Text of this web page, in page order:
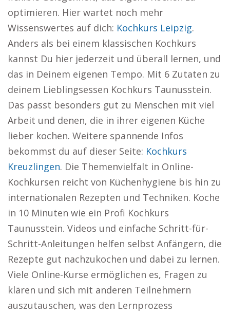
optimieren. Hier wartet noch mehr
Wissenswertes auf dich: Kochkurs Leipzig.
Anders als bei einem klassischen Kochkurs
kannst Du hier jederzeit und überall lernen, und
das in Deinem eigenen Tempo. Mit 6 Zutaten zu
deinem Lieblingsessen Kochkurs Taunusstein.
Das passt besonders gut zu Menschen mit viel
Arbeit und denen, die in ihrer eigenen Küche
lieber kochen. Weitere spannende Infos
bekommst du auf dieser Seite: Kochkurs
Kreuzlingen. Die Themenvielfalt in Online-
Kochkursen reicht von Küchenhygiene bis hin zu
internationalen Rezepten und Techniken. Koche
in 10 Minuten wie ein Profi Kochkurs
Taunusstein. Videos und einfache Schritt-für-
Schritt-Anleitungen helfen selbst Anfängern, die
Rezepte gut nachzukochen und dabei zu lernen.
Viele Online-Kurse ermöglichen es, Fragen zu
klären und sich mit anderen Teilnehmern
auszutauschen, was den Lernprozess